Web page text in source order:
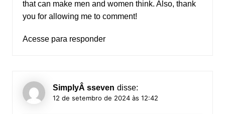
that can make men and women think. Also, thank
you for allowing me to comment!
Acesse para responder
SimplyÂ sseven disse:
12 de setembro de 2024 às 12:42